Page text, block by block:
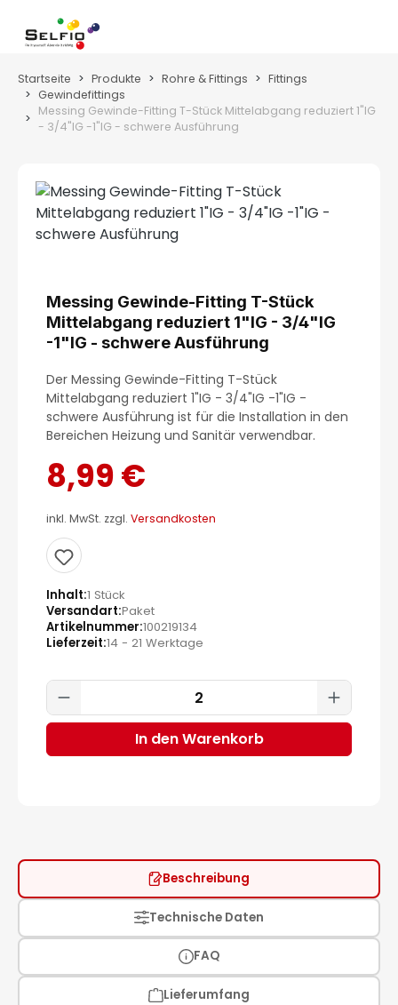
Zum Hauptinhalt springen
Startseite Produkte Rohre & Fittings
Fittings
Gewindefittings
Messing Gewinde-Fitting T-Stück Mittelabgang reduziert 1"IG
- 3/4"IG -1"IG - schwere Ausführung
Messing Gewinde-Fitting T-Stück
Mittelabgang reduziert 1"IG - 3/4"IG
-1"IG - schwere Ausführung
Der Messing Gewinde-Fitting T-Stück
Mittelabgang reduziert 1"IG - 3/4"IG -1"IG -
schwere Ausführung ist für die Installation in den
Bereichen Heizung und Sanitär verwendbar.
8,99 €
inkl. MwSt. zzgl. Versandkosten
Inhalt 1 Stück
Versandart Paket
Artikelnummer 100219134
Lieferzeit 14 - 21 Werktage
Produkt Anzahl: Gib den
In den Warenkorb
Beschreibung
Technische Daten
FAQ
Lieferumfang